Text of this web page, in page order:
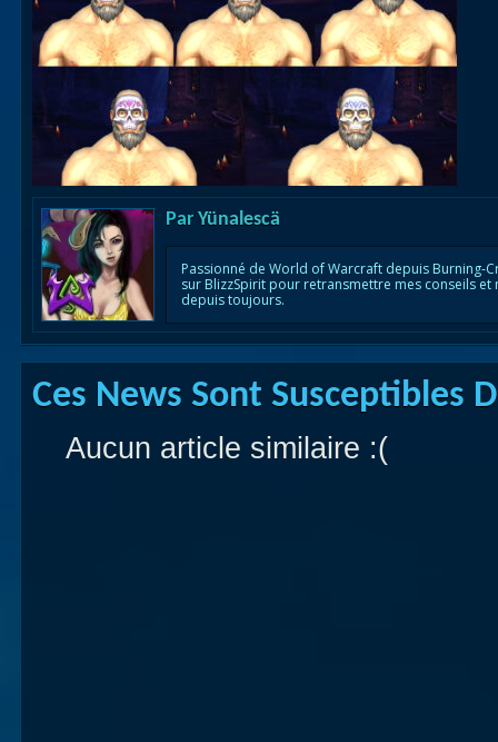
le vol
Uldum
Val
Par Yünalescä
Passionné de World of Warcraft depuis Burning-
sur BlizzSpirit pour retransmettre mes conseils
depuis toujours.
Ces News Sont Susceptibles
Aucun article similaire :(